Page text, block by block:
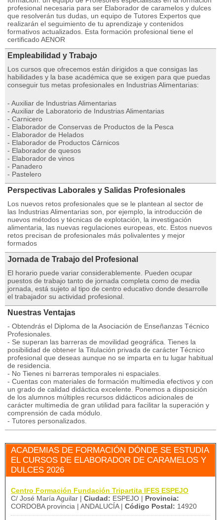
profesional necesaria para ser Elaborador de caramelos y dulces
que resolverán tus dudas, un equipo de Tutores Expertos que
realizarán el seguimiento de tu aprendizaje y contenidos
formativos actualizados. Esta formación profesional tiene el
certificado AENOR
Empleabilidad y Trabajo
Los cursos que ofrecemos están dirigidos a que consigas las
habilidades y la base académica que se exigen para que puedas
conseguir tus metas profesionales en Industrias Alimentarias:
- Auxiliar de Industrias Alimentarias
- Auxiliar de Laboratorio de Industrias Alimentarias
- Carnicero
- Elaborador de Conservas de Productos de la Pesca
- Elaborador de Helados
- Elaborador de Productos Cárnicos
- Elaborador de quesos
- Elaborador de vinos
- Panadero
- Pastelero
Perspectivas Laborales y Salidas Profesionales
Los nuevos retos profesionales que se le plantean al sector de
las Industrias Alimentarias son, por ejemplo, la introducción de
nuevos métodos y técnicas de explotación, la investigación
alimentaria, las nuevas regulaciones europeas, etc. Estos nuevos
retos precisan de profesionales más polivalentes y mejor
formados
Jornada de Trabajo del Profesional
El horario puede variar considerablemente. Pueden ocupar
puestos de trabajo tanto de jornada completa como de media
jornada, está sujeto al tipo de centro educativo donde desarrolle
el trabajador su actividad profesional.
Nuestras Ventajas
- Obtendrás el Diploma de la Asociación de Enseñanzas Técnico
Profesionales.
- Se superan las barreras de movilidad geográfica. Tienes la
posibilidad de obtener la Titulación privada de carácter Técnico
profesional que deseas aunque no se imparta en tu lugar habitual
de residencia.
- No Tienes ni barreras temporales ni espaciales.
- Cuentas con materiales de formación multimedia efectivos y con
un grado de calidad didáctica excelente. Ponemos a disposición
de los alumnos múltiples recursos didácticos adicionales de
carácter multimedia de gran utilidad para facilitar la superación y
comprensión de cada módulo.
- Tutores personalizados.
ACADEMIAS DE FORMACIÓN DÓNDE SE ESTUDIA
EL CURSOS DE ELABORADOR DE CARAMELOS Y
DULCES 2026
Centro Formación Fundación Tripartita IFES ESPEJO
C/ José María Aguilar | Ciudad: ESPEJO | Provincia:
CORDOBA provincia | ANDALUCÍA | Código Postal: 14920